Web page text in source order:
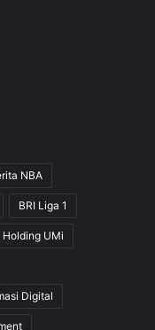
NBA
BRI Liga 1
Holding UMi
Digital